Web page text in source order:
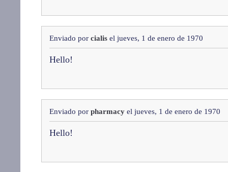
Enviado por cialis el jueves, 1 de enero de 1970
Hello!
Enviado por pharmacy el jueves, 1 de enero de 1970
Hello!